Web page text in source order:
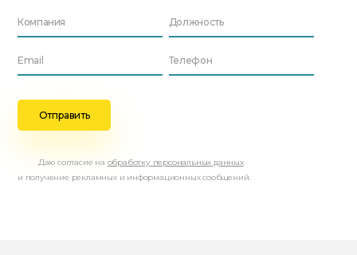
Даю согласие на обработку персональных данных
и получение рекламных и информационных сообщений.